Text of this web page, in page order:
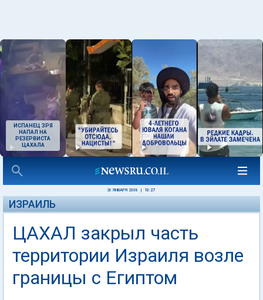
ИСПАНЕЦ ЗРЯ
НАПАЛ НА
РЕЗЕРВИСТА
ЦАХАЛА
26 ЯНВАРЯ 2008 10:27
ИЗРАИЛЬ
ЦАХАЛ закрыл часть
территории Израиля возле
границы с Египтом